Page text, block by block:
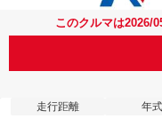
このクルマは2026/
走行距離 年式